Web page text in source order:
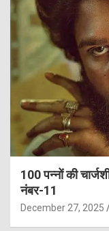
100 पन्नों की
नंबर-11
December 27, 2025